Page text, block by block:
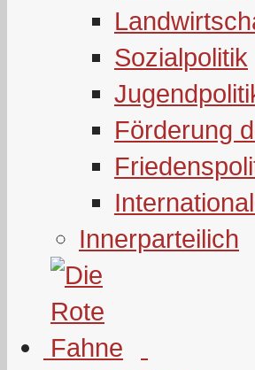
Sozialpolitik
Förderung
Innerparteilich